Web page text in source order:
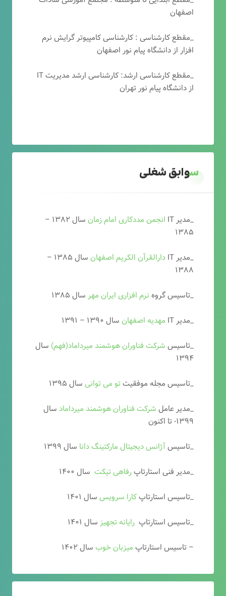
اصفهان
_مقطع کارشناسی : کارشناسی کامپیوتر گرایش نرم
افزار از دانشگاه پیام نور اصفهان
_مقطع کارشناسی ارشد: کارشناسی ارشد مدیریت IT
از دانشگاه پیام نور تهران
سوابق شغلی
_مدیر IT انجمن مددکاری امام زمان
سال ۱۳۸۲ –
۱۳۸۵
_مدیر IT
دارالقرآن الکریم اصفهان
سال ۱۳۸۵ –
۱۳۸۸
_تاسیس گروه نرم افزاری ایران مهر سال ۱۳۸۵
_مدیر IT
مهدیه اصفهان سال ۱۳۹۰ – ۱۳۹۱
_تاسیس شرکت فناوران هوشمند میرداماد(فهم) سال
۱۳۹۴
_تاسیس مجله موفقیتتو می توانی سال ۱۳۹۵
_مدیر عامل شرکت فناوران هوشمند میرداماد سال
۱۳۹۹- تا اکنون
_تاسیسآژانس دیجیتال مارکتینگ دانا سال ۱۳۹۹
_مدیر فنی استارتاپرفاهی تیکت سال ۱۴۰۰
_تاسیس استارتاپکارا سرویس سال ۱۴۰۱
_تاسیس استارتاپ رایانه تجهیز سال ۱۴۰۱
– تاسیس استارتاپ میزبان خوب سال ۱۴۰۲